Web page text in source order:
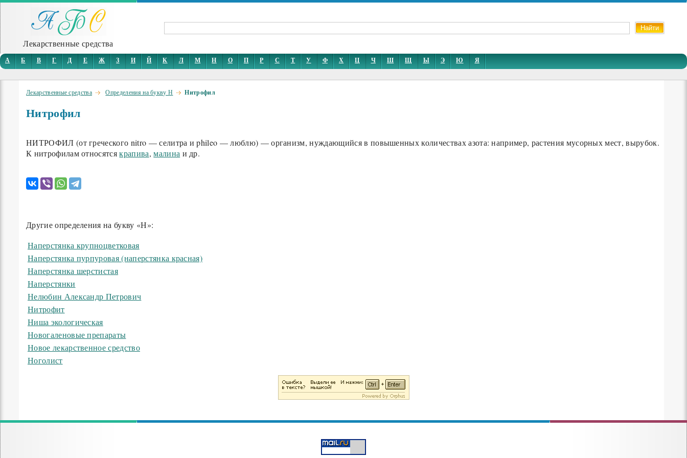
Лекарственные средства
А Б В Г Д Е Ж З И Й К Л М Н О П Р С Т У Ф Х Ц Ч Ш Щ Ы Э Ю Я
Лекарственные средства Определения на букву Н Нитрофил
Нитрофил
НИТРОФИЛ (от греческого nitro — селитра и phileo — люблю) — организм, нуждающийся в повышенных количествах азота: например, растения мусорных мест, вырубок.
К нитрофилам относятсякрапива,малина и др.
Другие определения на букву «Н»:
Наперстянка крупноцветковая
Наперстянка пурпуровая (наперстянка красная)
Наперстянка шерстистая
Наперстянки
Нелюбин Александр Петрович
Нитрофит
Ниша экологическая
Новогаленовые препараты
Новое лекарственное средство
Ноголист